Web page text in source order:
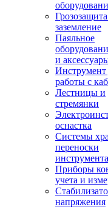
заземление
Паяльное
и
Инструмент
работы с
Лестницы и
стремянки
оснастка
Системы
переноски
инструмента
Приборы
учета и
напряжения